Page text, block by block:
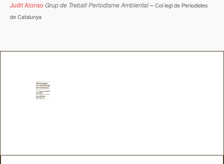
Judit Alonso Grup de Treball Periodisme Ambiental– Col·legi de Periodistes
de Catalunya